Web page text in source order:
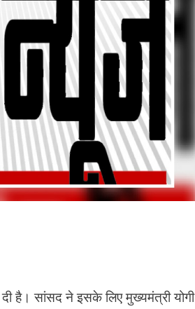
है। सांसद ने इसके लिए मुख्यमंत्री योगी